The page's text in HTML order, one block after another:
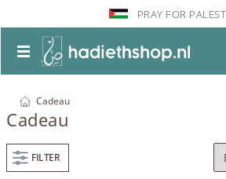
PRAY FOR
Cadeau
Cadeau
FILTER